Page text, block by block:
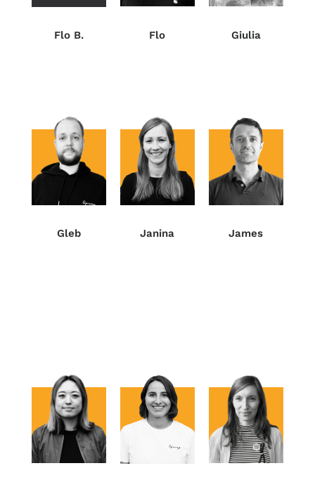
Flo B. Flo Giulia
Gleb Janina James